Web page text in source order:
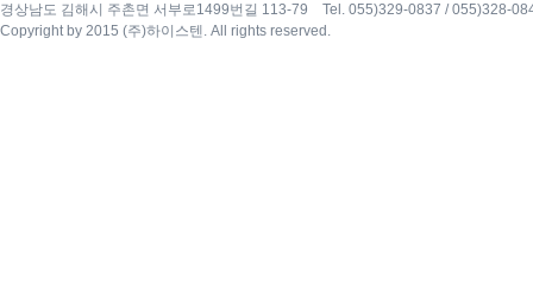
경상남도 김해시 주촌면 서부로1499번길 113-79 Tel. 055)329-0837 / 055)328-
Copyright by 2015 (주)하이스텐. All rights reserved.